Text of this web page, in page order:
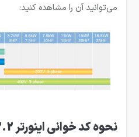
می‌توانید آن را مشاهده کنید: